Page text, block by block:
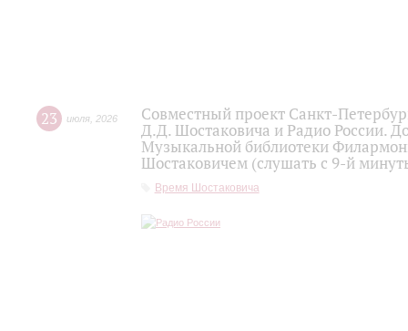
23 июля 2026
Совместный проект Санкт-
Д.Д. Шостаковича и Радио России.
Музыкальной библиотеки
Шостаковичем (слушать с 9-й
Время Шостаковича